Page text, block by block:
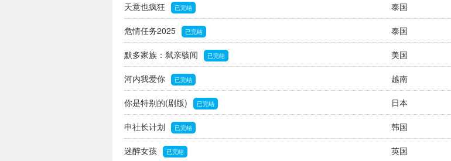
天意也疯狂 已完结 泰国
危情任务2025 已完结 泰国
默多家族：弑亲骇闻 已完结 美国
河内我爱你 已完结 越南
你是特别的(剧版) 已完结 日本
申社长计划 已完结 韩国
迷醉女孩 已完结 英国